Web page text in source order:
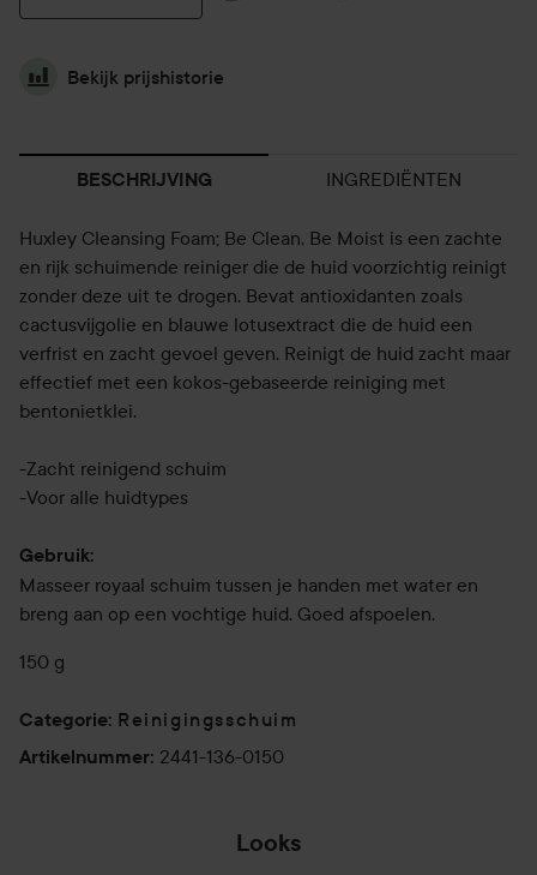
Bekijk prijshistorie
BESCHRIJVING INGREDIËNTEN
Huxley Cleansing Foam; Be Clean, Be Moist is een zachte
en rijk schuimende reiniger die de huid voorzichtig reinigt
zonder deze uit te drogen. Bevat antioxidanten zoals
cactusvijgolie en blauwe lotusextract die de huid een
verfrist en zacht gevoel geven. Reinigt de huid zacht maar
effectief met een kokos-gebaseerde reiniging met
bentonietklei.
-Zacht reinigend schuim
-Voor alle huidtypes
Gebruik:
Masseer royaal schuim tussen je handen met water en
breng aan op een vochtige huid. Goed afspoelen.
150 g
Categorie: Reinigingsschuim
Artikelnummer: 2441-136-0150
Looks